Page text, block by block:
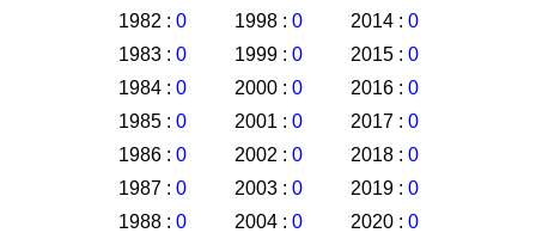
1982 : 0
1983 : 0
1984 : 0
1985 : 0
1986 : 0
1987 : 0
1988 : 0
1998 : 0
1999 : 0
2000 : 0
2001 : 0
2002 : 0
2003 : 0
2004 : 0
2014 : 0
2015 : 0
2016 : 0
2017 : 0
2018 : 0
2019 : 0
2020 : 0